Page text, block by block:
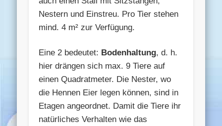
Nestern und Einstreu. Pro Tier stehen
mind. 4 m² zur Verfügung.
Eine 2 bedeutet: Bodenhaltung, d. h.
hier drängen sich max. 9 Tiere auf
einen Quadratmeter. Die Nester, wo
die Hennen Eier legen können, sind in
Etagen angeordnet. Damit die Tiere ihr
natürliches Verhalten wie das